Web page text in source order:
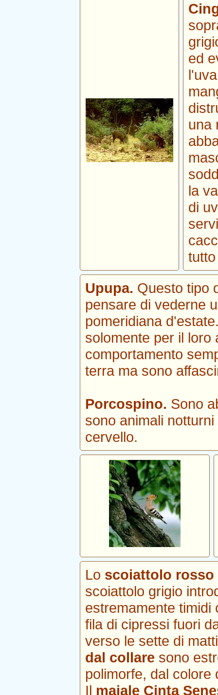
ed
una
la
di
Upupa. Questo tipo
pensare di vederne
pomeridiana
solomente per il loro
comportamento
terra ma sono
Porcospino. Sono
sono animali
cervello.
Lo scoiattolo rosso
scoiattolo grigio
estremamente timidi
fila di cipressi fuori
verso le sette di
dal collare sono
polimorfe, dal colore
Il maiale Cinta